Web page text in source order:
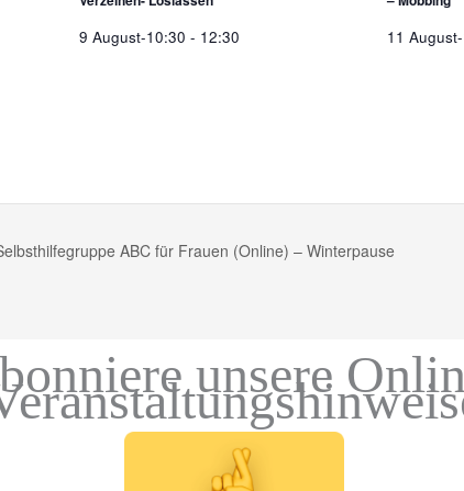
9 August-10:30 - 12:30 11
ABC für Frauen (Online) – Winterpause
unsere